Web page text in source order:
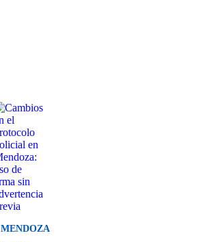
MENDOZA